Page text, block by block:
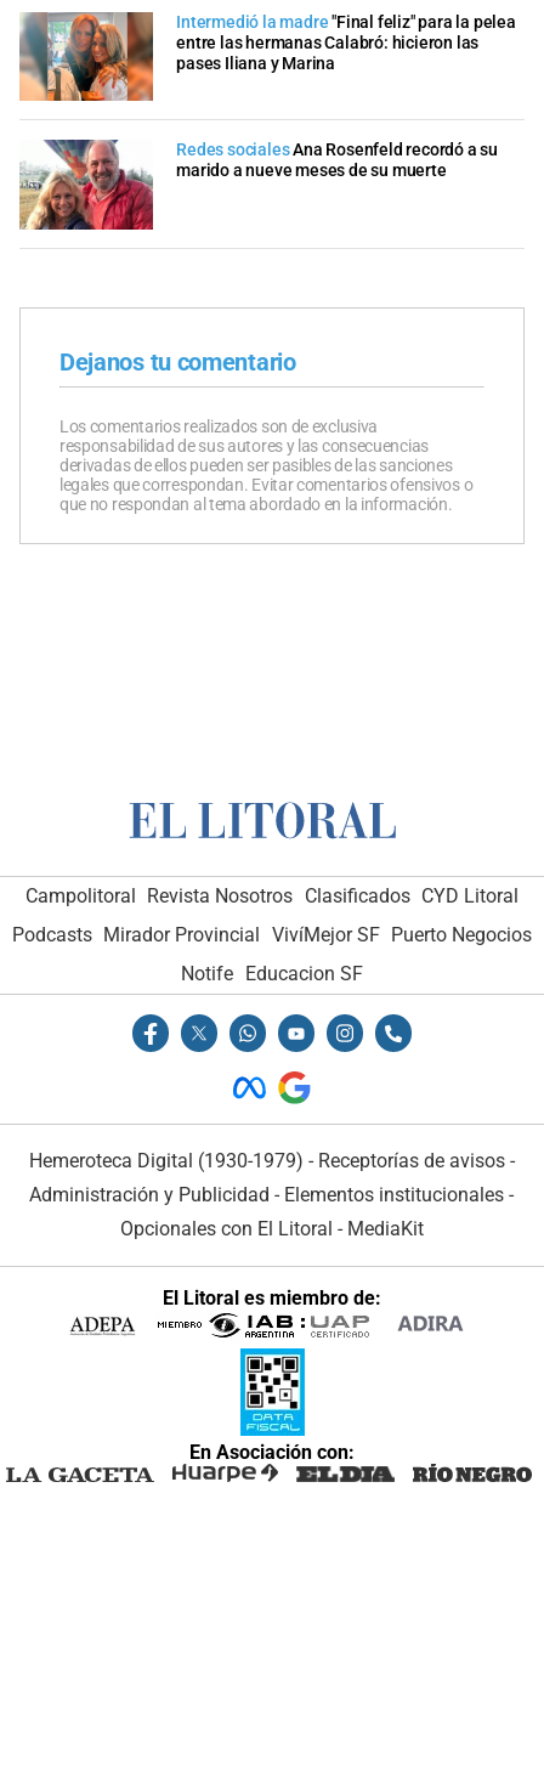
Intermedió la madre"Final feliz" para la pelea
entre las hermanas Calabró: hicieron las
pases Iliana y Marina
Redes socialesAna Rosenfeld recordó a su
marido a nueve meses de su muerte
Dejanos tu comentario
Los comentarios realizados son de exclusiva
responsabilidad de sus autores y las consecuencias
derivadas de ellos pueden ser pasibles de las sanciones
legales que correspondan. Evitar comentarios ofensivos o
que no respondan al tema abordado en la información.
Campolitoral Revista Nosotros Clasificados CYD Litoral
Podcasts Mirador Provincial VivíMejor SF Puerto Negocios
Notife
Educacion SF
Hemeroteca Digital (1930-1979) - Receptorías de avisos -
Administración y Publicidad - Elementos institucionales -
Opcionales con El Litoral - MediaKit
El Litoral es miembro de:
En Asociación con: